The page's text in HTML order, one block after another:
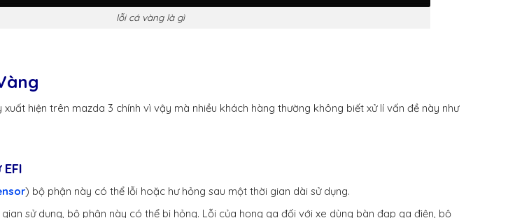
lỗi cá vàng là gì
hiện trên mazda 3 chính vì vậy mà nhiều khách hàng thường không biết xử lí vấn đề này như
) bộ phận này có thể lỗi hoặc hư hỏng sau một thời gian dài sử dụng.
sử dụng, bộ phận này có thể bị hỏng. Lỗi của họng ga đối với xe dùng bàn đạp ga điện, bộ